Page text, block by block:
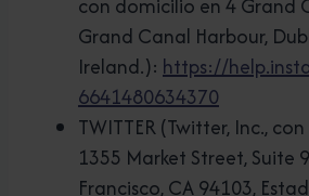
con domicilio en 4 Grand
Grand Canal Harbour,
Ireland.): https://
6641480634370
TWITTER (Twitter, Inc.,
1355 Market Street, Suite
Francisco, CA 94103,